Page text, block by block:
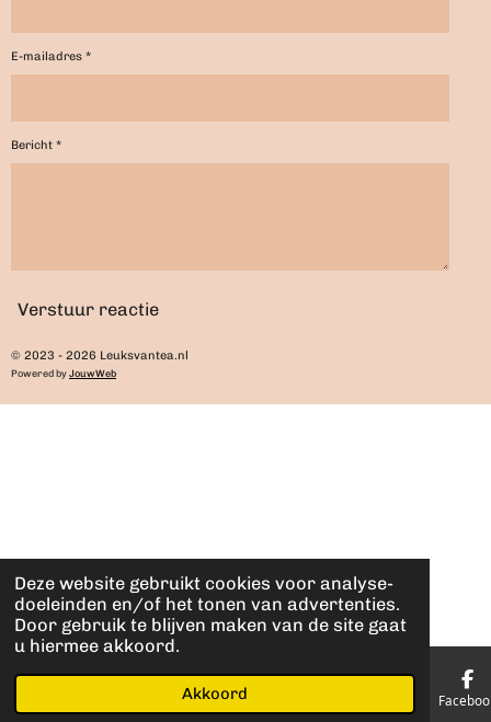
Deze website gebruikt cookies voor analyse-
doeleinden en/of het tonen van advertenties.
Door gebruik te blijven maken van de site gaat
u hiermee akkoord.
Akkoord
E-mailadres *
Bericht *
Verstuur reactie
© 2023 - 2026 Leuksvantea.nl
Powered byJouwWeb
Telefoonnummer